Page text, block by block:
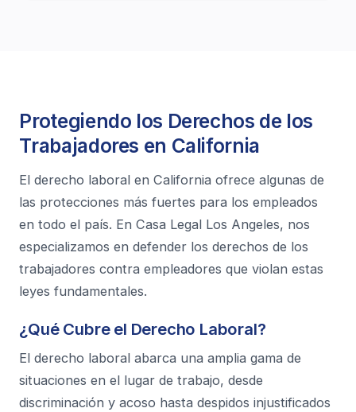
Protegiendo los Derechos de los
Trabajadores en California
El derecho laboral en California ofrece algunas de
las protecciones más fuertes para los empleados
en todo el país. En Casa Legal Los Angeles, nos
especializamos en defender los derechos de los
trabajadores contra empleadores que violan estas
leyes fundamentales.
¿Qué Cubre el Derecho Laboral?
El derecho laboral abarca una amplia gama de
situaciones en el lugar de trabajo, desde
discriminación y acoso hasta despidos injustificados